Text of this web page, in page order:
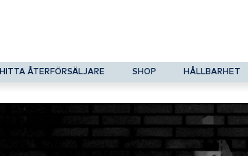
HITTA ÅTERFÖRSÄLJARE SHOP HÅLLBARHET